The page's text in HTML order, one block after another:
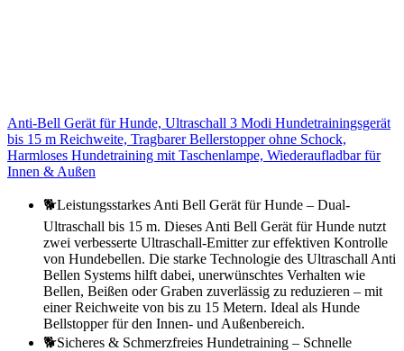
Anti-Bell Gerät für Hunde, Ultraschall 3 Modi Hundetrainingsgerät
bis 15 m Reichweite, Tragbarer Bellerstopper ohne Schock,
Harmloses Hundetraining mit Taschenlampe, Wiederaufladbar für
Innen & Außen
🐕Leistungsstarkes Anti Bell Gerät für Hunde – Dual-
Ultraschall bis 15 m. Dieses Anti Bell Gerät für Hunde nutzt
zwei verbesserte Ultraschall-Emitter zur effektiven Kontrolle
von Hundebellen. Die starke Technologie des Ultraschall Anti
Bellen Systems hilft dabei, unerwünschtes Verhalten wie
Bellen, Beißen oder Graben zuverlässig zu reduzieren – mit
einer Reichweite von bis zu 15 Metern. Ideal als Hunde
Bellstopper für den Innen- und Außenbereich.
🐕Sicheres & Schmerzfreies Hundetraining – Schnelle